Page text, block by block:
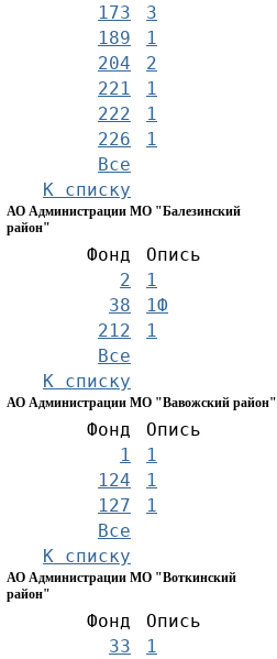
173
189
3
204
1
2
221
1
222
1
226
1
Все
К списку
АО Администрации МО "Балезинский
район"
Фонд
Опись
2
1
38
1Ф
212
1
Все
К списку
АО Администрации МО "Вавожский район"
Фонд
Опись
1
1
124
1
127
1
Все
К списку
АО Администрации МО "Воткинский
район"
Фонд
Опись
33
1